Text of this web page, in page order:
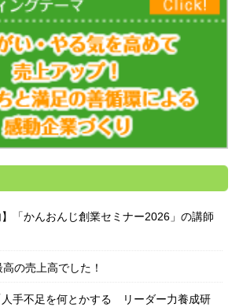
】「かんおんじ創業セミナー2026」の講師
の売上高でした！
人手不足を何とかする リーダー力養成研